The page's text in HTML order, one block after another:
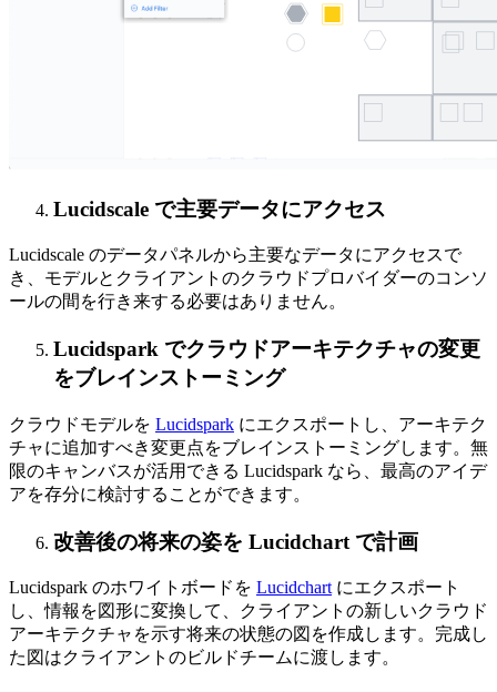
Lucidscale で主要データにアクセス
Lucidscale のデータパネルから主要なデータにアクセスで
き、モデルとクライアントのクラウドプロバイダーのコンソ
ールの間を行き来する必要はありません。
Lucidspark でクラウドアーキテクチャの変更
をブレインストーミング
クラウドモデルを Lucidspark にエクスポートし、アーキテク
チャに追加すべき変更点をブレインストーミングします。無
限のキャンバスが活用できる Lucidspark なら、最高のアイデ
アを存分に検討することができます。
改善後の将来の姿を Lucidchart で計画
Lucidspark のホワイトボードを Lucidchart にエクスポート
し、情報を図形に変換して、クライアントの新しいクラウド
アーキテクチャを示す将来の状態の図を作成します。完成し
た図はクライアントのビルドチームに渡します。